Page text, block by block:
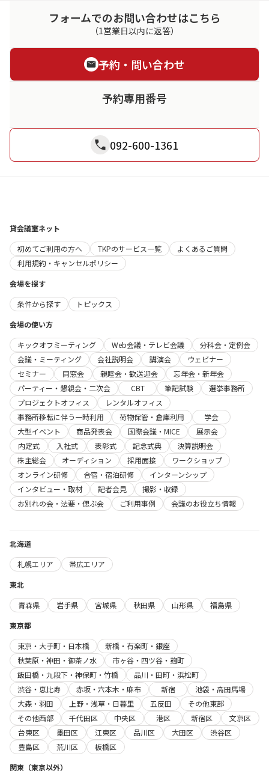
フォームでのお問い合わせはこちら
（1営業日以内に返答）
予約・問い合わせ
予約専用番号
092-600-1361
貸会議室ネット
初めてご利用の方へ
TKPのサービス一覧
よくあるご質問
利用規約・キャンセルポリシー
会場を探す
条件から探す
トピックス
会場の使い方
キックオフミーティング
Web会議・テレビ会議
分科会・定例会
会議・ミーティング
会社説明会 講演会
ウェビナー
セミナー
同窓会 親睦会・歓送迎会
忘年会・新年会
パーティー・懇親会・二次会
CBT 筆記試験
選挙事務所
プロジェクトオフィス
レンタルオフィス
事務所移転に伴う一時利用
荷物保管・倉庫利用
学会
大型イベント
商品発表会 国際会議・MICE
展示会
内定式
入社式 表彰式 記念式典
決算説明会
株主総会
オーディション 採用面接
ワークショップ
オンライン研修
合宿・宿泊研修
インターンシップ
インタビュー・取材
記者会見
撮影・収録
お別れの会・法要・偲ぶ会
ご利用事例 会議のお役立ち情報
北海道
札幌エリア
帯広エリア
東北
青森県
岩手県 宮城県 秋田県 山形県
福島県
東京都
東京・大手町・日本橋
新橋・有楽町・銀座
秋葉原・神田・御茶ノ水
市ヶ谷・四ツ谷・麹町
飯田橋・九段下・神保町・竹橋
品川・田町・浜松町
渋谷・恵比寿
赤坂・六本木・麻布 新宿
池袋・高田馬場
大森・羽田
上野・浅草・日暮里 五反田
その他東部
その他西部
千代田区 中央区 港区 新宿区
文京区
台東区
墨田区 江東区 品川区 大田区
渋谷区
豊島区
荒川区
板橋区
関東（東京以外）